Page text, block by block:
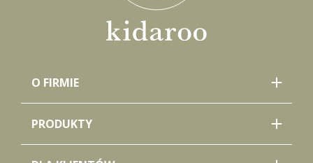
O FIRMIE
PRODUKTY